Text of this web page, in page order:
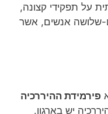
על תפקידי קצונה,
שלושה אנשים, אשר
פירמידת ההיררכיה
יש בארגון.